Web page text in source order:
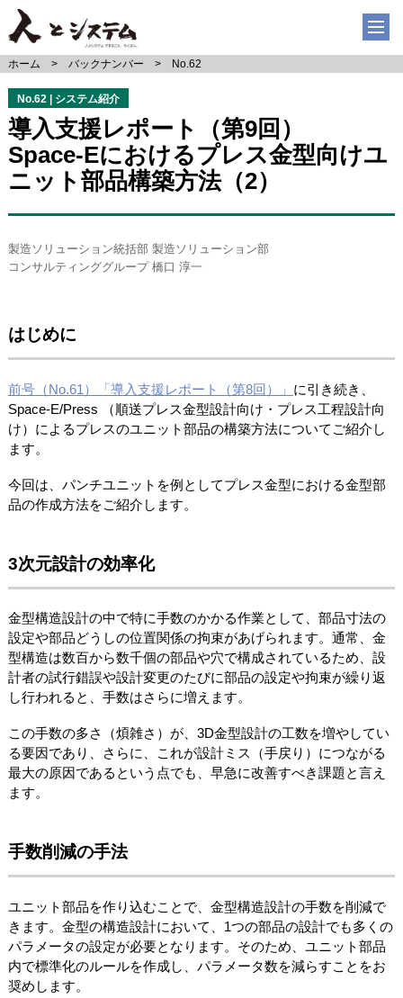
ホーム バックナンバー No.62
No.62 | システム紹介
導入支援レポート（第9回）
Space-Eにおけるプレス金型向けユ
ニット部品構築方法（2）
製造ソリューション統括部 製造ソリューション部
コンサルティンググループ 橋口 淳一
はじめに
前号（No.61）「導入支援レポート（第8回）」 に引き続き、
Space-E/Press （順送プレス金型設計向け・プレス工程設計向
け）によるプレスのユニット部品の構築方法についてご紹介し
ます。
今回は、パンチユニットを例としてプレス金型における金型部
品の作成方法をご紹介します。
3次元設計の効率化
金型構造設計の中で特に手数のかかる作業として、部品寸法の
設定や部品どうしの位置関係の拘束があげられます。通常、金
型構造は数百から数千個の部品や穴で構成されているため、設
計者の試行錯誤や設計変更のたびに部品の設定や拘束が繰り返
し行われると、手数はさらに増えます。
この手数の多さ（煩雑さ）が、3D金型設計の工数を増やしてい
る要因であり、さらに、これが設計ミス（手戻り）につながる
最大の原因であるという点でも、早急に改善すべき課題と言え
ます。
手数削減の手法
ユニット部品を作り込むことで、金型構造設計の手数を削減で
きます。金型の構造設計において、1つの部品の設計でも多くの
パラメータの設定が必要となります。そのため、ユニット部品
内で標準化のルールを作成し、パラメータ数を減らすことをお
奨めします。